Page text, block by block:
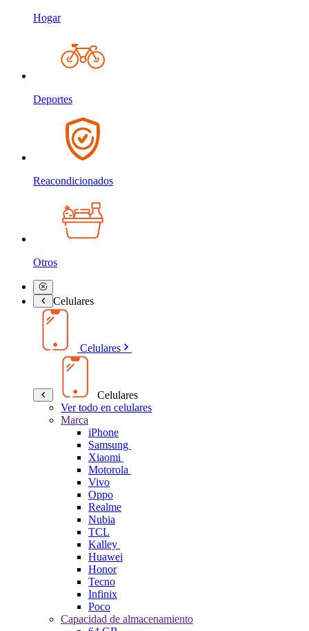
Hogar
Deportes
Reacondicionados
Otros
Celulares
Celulares
Celulares
Ver todo en celulares
Marca
iPhone
Samsung
Xiaomi
Motorola
Vivo
Oppo
Realme
Nubia
TCL
Kalley
Huawei
Honor
Tecno
Infinix
Poco
Capacidad de almacenamiento